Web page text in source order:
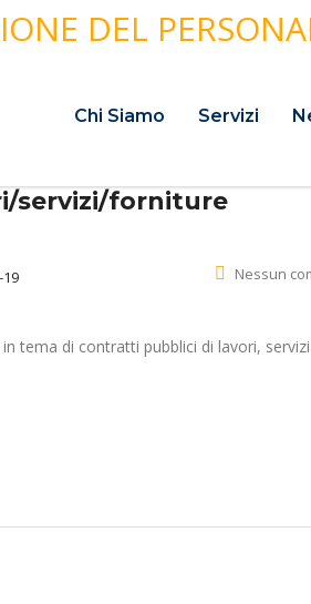
Chi Siamo Servizi
servizi/forniture
Nessun
tema di contratti pubblici di lavori,